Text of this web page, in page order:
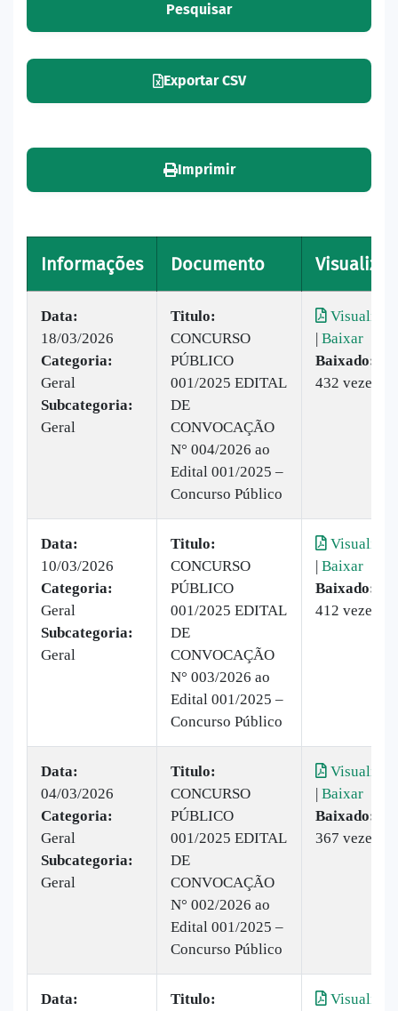
Pesquisar
Exportar CSV
Imprimir
Informações Documento Visualizar
Data:
18/03/2026
Categoria:
Geral
Subcategoria:
Geral
Titulo:
CONCURSO
PÚBLICO
001/2025 EDITAL
DE
CONVOCAÇÃO
N° 004/2026 ao
Edital 001/2025 –
Concurso Público
Visualizar
| Baixar
Baixado:
432 vezes
Data:
10/03/2026
Categoria:
Geral
Subcategoria:
Geral
Titulo:
CONCURSO
PÚBLICO
001/2025 EDITAL
DE
CONVOCAÇÃO
N° 003/2026 ao
Edital 001/2025 –
Concurso Público
Visualizar
| Baixar
Baixado:
412 vezes
Data:
04/03/2026
Categoria:
Geral
Subcategoria:
Geral
Titulo:
CONCURSO
PÚBLICO
001/2025 EDITAL
DE
CONVOCAÇÃO
N° 002/2026 ao
Edital 001/2025 –
Concurso Público
Visualizar
| Baixar
Baixado:
367 vezes
Data:
Titulo:
Visualizar